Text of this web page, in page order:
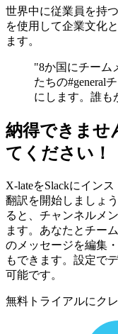
世界中に従業員を持
を使用して企業文化
ます。
"8か国にチーム
たちの#general
にします。誰も
納得できませ
てください！
X-lateをSlackにイン
翻訳を開始しましょ
ると、チャンネルメ
ます。あなたとチー
のメッセージを編集
もできます。設定で
可能です。
無料トライアルにク